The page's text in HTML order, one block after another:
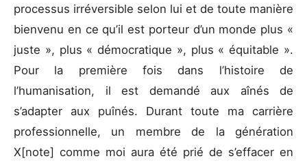
processus irréversible selon lui et de toute manière
bienvenu en ce qu’il est porteur d’un monde plus «
juste », plus « démocratique », plus « équitable ».
Pour la première fois dans l’histoire de
l’humanisation, il est demandé aux aînés de
s’adapter aux puînés. Durant toute ma carrière
professionnelle, un membre de la génération
X[note] comme moi aura été prié de s’effacer en